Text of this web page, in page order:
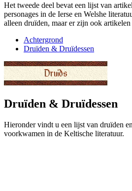
Het tweede deel bevat een lijst van
personages in de Ierse en Welshe
alleen druïden, maar er zijn ook artikelen
Achtergrond
Druïden & Druïdessen
Druïden & Druïdessen
Hieronder vindt u een lijst van druïden
voorkwamen in de Keltische literatuur.